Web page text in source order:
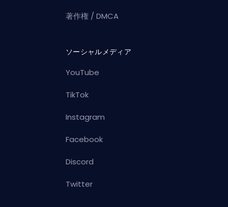
著作権 / DMCA
ソーシャルメディア
YouTube
TikTok
Instagram
Facebook
Discord
Twitter